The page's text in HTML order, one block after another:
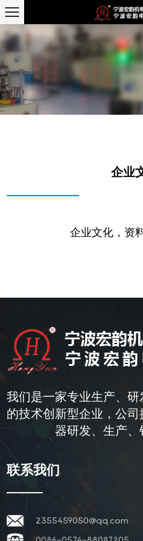
企业
企业文化，资
我们是一家专业生产、
的技术创新型企业，公
器研发、生产、
联系我们
2355459050@qq.com